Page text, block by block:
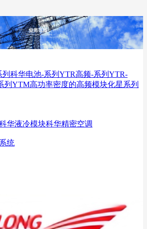
科华电池-系列 YTR高频-系列 YTR-
列 YTM高功率密度的高频模块化星系列
华液冷模块科华精密空调
统